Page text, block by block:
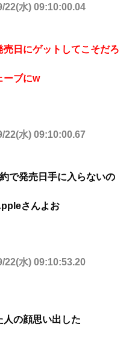
22(水) 09:10:00.04
日にゲットしてこそだろ
ーブにw
22(水) 09:10:00.67
で発売日手に入らないの
さんよお
22(水) 09:10:53.20
の顔思い出した